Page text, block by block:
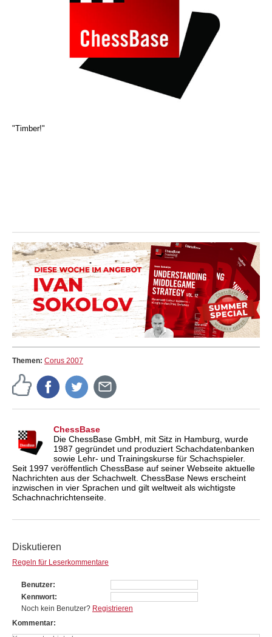
"Timber!"
Themen: Corus 2007
ChessBase
Die ChessBase GmbH, mit Sitz in Hamburg, wurde
1987 gegründet und produziert Schachdatenbanken
sowie Lehr- und Trainingskurse für Schachspieler.
Seit 1997 veröffentlich ChessBase auf seiner Webseite aktuelle
Nachrichten aus der Schachwelt. ChessBase News erscheint
inzwischen in vier Sprachen und gilt weltweit als wichtigste
Schachnachrichtenseite.
Diskutieren
Regeln für Leserkommentare
Benutzer
Kennwort
Noch kein Benutzer? Registrieren
Kommentar